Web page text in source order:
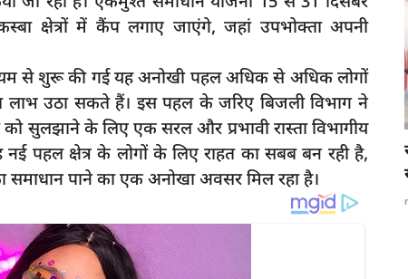
क्षेत्रों में कैंप लगाए जाएंगे, जहां उपभोक्ता अपनी
से शुरू की गई यह अनोखी पहल अधिक से अधिक लोगों
उठा सकते हैं। इस पहल के जरिए बिजली विभाग ने
सुलझाने के लिए एक सरल और प्रभावी रास्ता विभागीय
नई पहल क्षेत्र के लोगों के लिए राहत का सबब बन रही है,
पाने का एक अनोखा अवसर मिल रहा है।
latest
रायबरेली-डीएम और एसपी की अध्यक्षता में सम्पूर्ण
समाधान...